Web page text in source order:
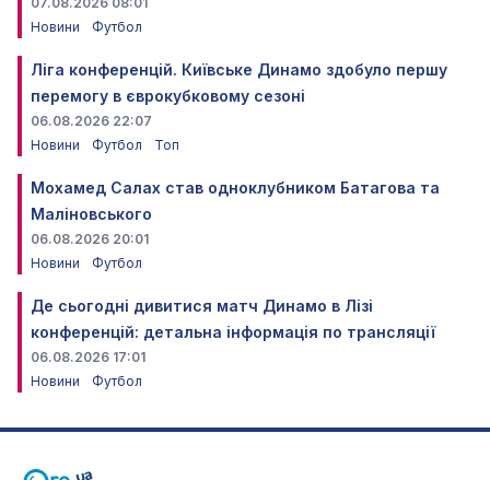
Новини
Футбол
Ліга конференцій. Київське Динамо здобуло першу
перемогу в єврокубковому сезоні
06.08.2026 22:07
Новини
Футбол Топ
Мохамед Салах став одноклубником Батагова та
Маліновського
06.08.2026 20:01
Новини
Футбол
Де сьогодні дивитися матч Динамо в Лізі
конференцій: детальна інформація по трансляції
06.08.2026 17:01
Новини
Футбол